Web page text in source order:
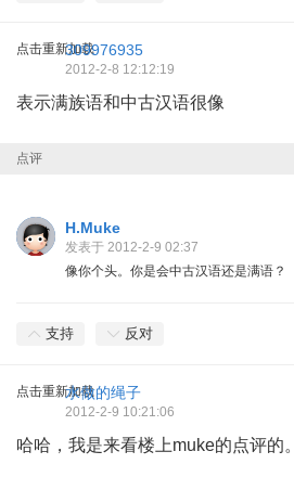
点击重新加载309976935
2012-2-8 12:12:19
表示满族语和中古汉语很像
点评
H.Muke
发表于 2012-2-9 02:37
像你个头。你是会中古汉语还是满语？
支持 反对
点击重新加载水做的绳子
2012-2-9 10:21:06
哈哈，我是来看楼上muke的点评的。